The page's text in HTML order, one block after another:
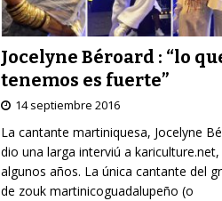
Jocelyne Béroard : “lo
tenemos es fuerte”
14 septiembre 2016
La cantante martiniquesa, Jocelyne
dio una larga interviú a kariculture.net,
algunos años. La única cantante del
de zouk martinicoguadalupeño (o